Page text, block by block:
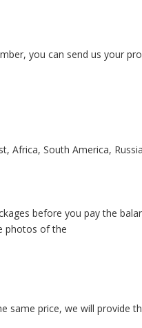
you can send us your
Africa, South America,
before you pay the
photos of the
same price, we will provide